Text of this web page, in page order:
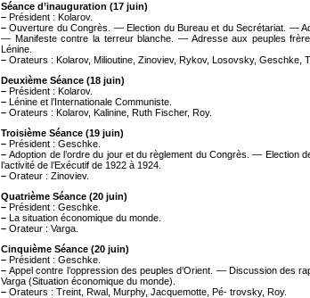
Séance d’inauguration (17 juin)
– Président : Kolarov.
– Ouverture du Congrès. — Election du Bureau et du Secrétariat. —
— Manifeste contre la terreur blanche. — Adresse aux peuples
Lénine.
– Orateurs : Kolarov, Milioutine, Zinoviev, Rykov, Losovsky, Geschke,
Deuxième Séance (18 juin)
– Président : Kolarov.
– Lénine et l’Internationale Communiste.
– Orateurs : Kolarov, Kalinine, Ruth Fischer, Roy.
Troisième Séance (19 juin)
– Président : Geschke.
– Adoption de l’ordre du jour et du règlement du Congrès. — Election
l’activité de l’Exécutif de 1922 à 1924.
– Orateur : Zinoviev.
Quatrième Séance (20 juin)
– Président : Geschke.
– La situation économique du monde.
– Orateur : Varga.
Cinquième Séance (20 juin)
– Président : Geschke.
– Appel contre l’oppression des peuples d’Orient. — Discussion des
Varga (Situation économique du monde).
– Orateurs : Treint, Rwal, Murphy, Jacquemotte, Pé- trovsky, Roy.